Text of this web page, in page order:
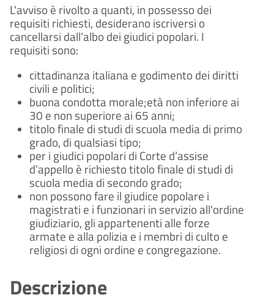
L'avviso è rivolto a quanti, in possesso dei
requisiti richiesti, desiderano iscriversi o
cancellarsi dall’albo dei giudici popolari. I
requisiti sono:
cittadinanza italiana e godimento dei diritti
civili e politici;
buona condotta morale;età non inferiore ai
30 e non superiore ai 65 anni;
titolo finale di studi di scuola media di primo
grado, di qualsiasi tipo;
per i giudici popolari di Corte d’assise
d’appello è richiesto titolo finale di studi di
scuola media di secondo grado;
non possono fare il giudice popolare i
magistrati e i funzionari in servizio all'ordine
giudiziario, gli appartenenti alle forze
armate e alla polizia e i membri di culto e
religiosi di ogni ordine e congregazione.
Descrizione